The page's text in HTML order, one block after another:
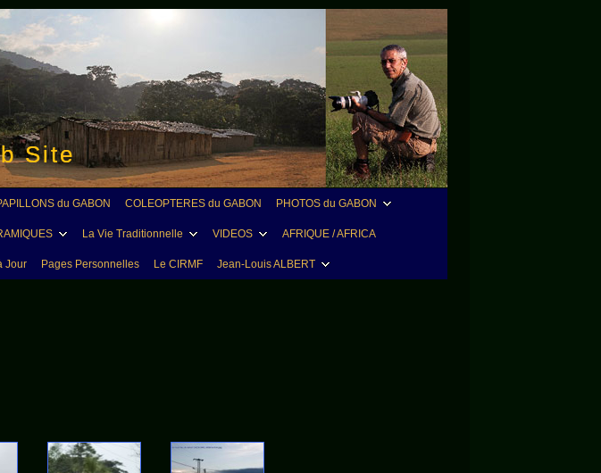
Site
du GABON COLEOPTERES du GABON PHOTOS du GABON
La Vie Traditionnelle VIDEOS AFRIQUE / AFRICA
Jour Pages Personnelles Le CIRMF Jean-Louis ALBERT